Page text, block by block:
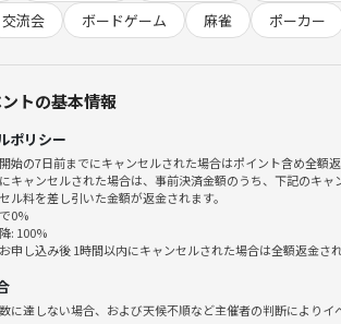
ン、フレンチ、居酒屋料理長など現場経験を活
しめます。
退室、再入場ＯＫ！
円寺南3丁目57
駅、高円寺駅から徒歩3分）
ら徒歩9分）
交流会 ボードゲーム 麻雀 ポーカー
トの基本情報
ポリシー
始の7日前までにキャンセルされた場合はポイント含め全額返
キャンセルされた場合は、事前決済金額のうち、下記のキ
ル料を差し引いた金額が返金されます。
0%
: 100%
申し込み後 1時間以内にキャンセルされた場合は全額返金され
に達しない場合、および天候不順など主催者の判断により